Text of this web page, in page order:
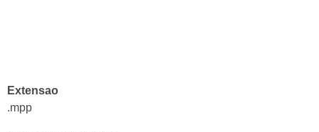
Extensao
.mpp